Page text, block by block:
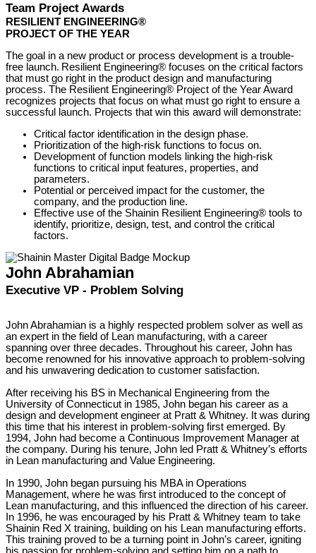
Team Project Awards
RESILIENT ENGINEERING®
PROJECT OF THE YEAR
The goal in a new product or process development is a trouble-
free launch. Resilient Engineering® focuses on the critical factors
that must go right in the product design and manufacturing
process. The Resilient Engineering® Project of the Year Award
recognizes projects that focus on what must go right to ensure a
successful launch. Projects that win this award will demonstrate:
Critical factor identification in the design phase.
Prioritization of the high-risk functions to focus on.
Development of function models linking the high-risk
functions to critical input features, properties, and
parameters.
Potential or perceived impact for the customer, the
company, and the production line.
Effective use of the Shainin Resilient Engineering® tools to
identify, prioritize, design, test, and control the critical
factors.
John Abrahamian
Executive VP - Problem Solving
John Abrahamian is a highly respected problem solver as well as
an expert in the field of Lean manufacturing, with a career
spanning over three decades. Throughout his career, John has
become renowned for his innovative approach to problem-solving
and his unwavering dedication to customer satisfaction.
After receiving his BS in Mechanical Engineering from the
University of Connecticut in 1985, John began his career as a
design and development engineer at Pratt & Whitney. It was during
this time that his interest in problem-solving first emerged. By
1994, John had become a Continuous Improvement Manager at
the company. During his tenure, John led Pratt & Whitney’s efforts
in Lean manufacturing and Value Engineering.
In 1990, John began pursuing his MBA in Operations
Management, where he was first introduced to the concept of
Lean manufacturing, and this influenced the direction of his career.
In 1996, he was encouraged by his Pratt & Whitney team to take
Shainin Red X training, building on his Lean manufacturing efforts.
This training proved to be a turning point in John’s career, igniting